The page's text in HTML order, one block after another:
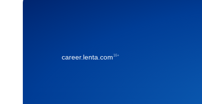
career.lenta.com16+